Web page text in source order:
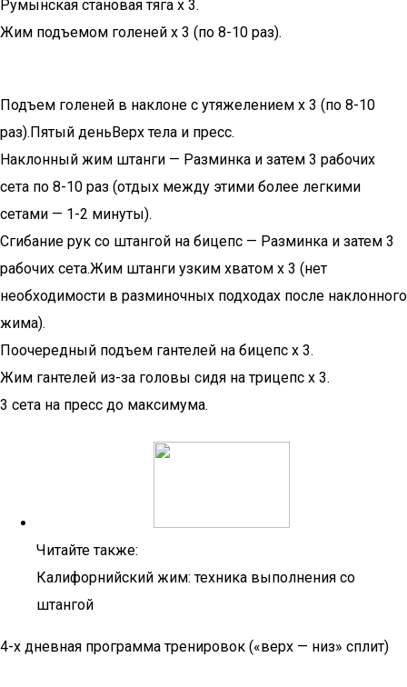
Румынская становая тяга х 3.
Жим подъемом голеней х 3 (по 8-10 раз).
Подъем голеней в наклоне с утяжелением х 3 (по 8-10
раз).Пятый деньВерх тела и пресс.
Наклонный жим штанги — Разминка и затем 3 рабочих
сета по 8-10 раз (отдых между этими более легкими
сетами — 1-2 минуты).
Сгибание рук со штангой на бицепс — Разминка и затем 3
рабочих сета.Жим штанги узким хватом х 3 (нет
необходимости в разминочных подходах после наклонного
жима).
Поочередный подъем гантелей на бицепс х 3.
Жим гантелей из-за головы сидя на трицепс х 3.
3 сета на пресс до максимума.
Читайте также:
Калифорнийский жим: техника выполнения со
штангой
4-х дневная программа тренировок («верх — низ» сплит)